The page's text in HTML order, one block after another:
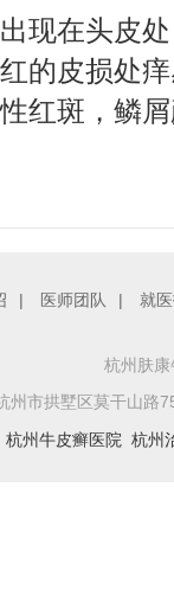
现在头皮
的皮损处
红斑，鳞
| 医师团队 | 就
杭州肤
州市拱墅区莫干山
杭州牛皮癣医院 杭州